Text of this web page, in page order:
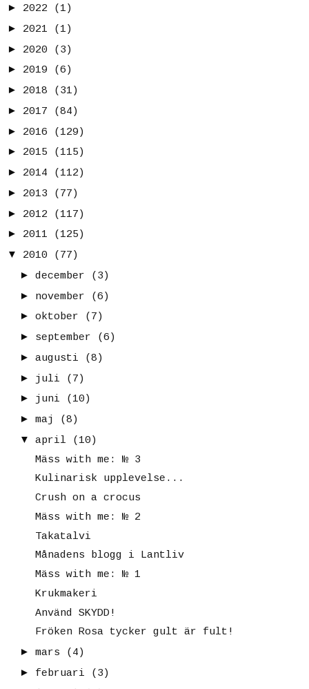
► 2022
(1)
► 2021
(1)
► 2020
(3)
► 2019
(6)
► 2018
(31)
► 2017
(84)
► 2016
(129)
► 2015
(115)
► 2014
(112)
► 2013
(77)
► 2012
(117)
► 2011
(125)
▼
2010
(77)
► december
(3)
► november
(6)
► oktober
(7)
► september
(6)
► augusti
(8)
► juli
(7)
► juni
(10)
► maj
(8)
▼
april
(10)
Mäss with me: № 3
Kulinarisk upplevelse...
Crush on a crocus
Mäss with me: № 2
Takatalvi
Månadens blogg i Lantliv
Mäss with me: № 1
Krukmakeri
Använd SKYDD!
Fröken Rosa tycker gult är fult!
► mars
(4)
► februari
(3)